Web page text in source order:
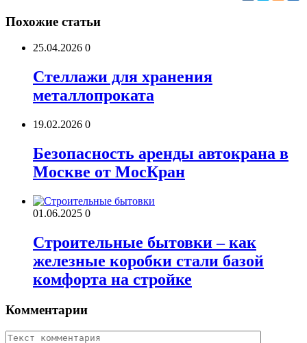
Похожие статьи
25.04.2026 0
Стеллажи для хранения
металлопроката
19.02.2026 0
Безопасность аренды автокрана в
Москве от МосКран
01.06.2025 0
Строительные бытовки – как
железные коробки стали базой
комфорта на стройке
Комментарии